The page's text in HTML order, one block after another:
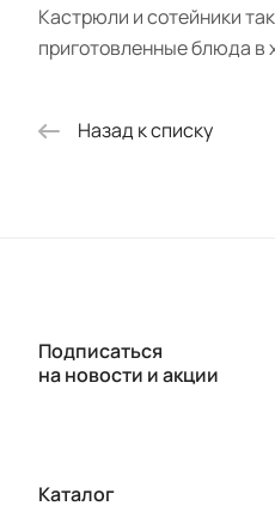
Кастрюли и сотейники
приготовленные блюда в
Назад к списку
Подписаться
на новости и акции
Каталог